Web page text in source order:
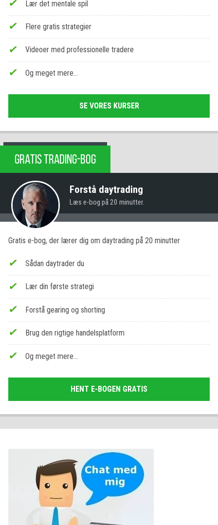
Lær det mentale spil
Flere gratis strategier
Videoer med professionelle tradere
Og meget mere…
SE VORES KURSER
GRATIS TRADING-BOG
Forstå daytrading
Læs e-bog på 20 minutter.
Gratis e-bog, der lærer dig om daytrading på 20 minutter
Sådan daytrader du
Lær din første strategi
Forstå gearing og shorting
Brug den rigtige handelsplatform
Og meget mere…
HENT E-BOGEN GRATIS